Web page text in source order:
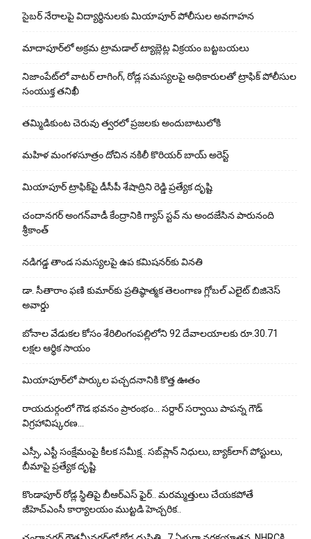
సైబర్ నేరాలపై విద్యార్థినులకు మియాపూర్ పోలీసుల అవగాహన
మాదాపూర్‌లో అక్రమ ట్రామడాల్ ట్యాబ్లెట్ల విక్రయం బట్టబయలు
నిజాంపేట్‌లో వాటర్ లాగింగ్, రోడ్ల సమస్యలపై అధికారులతో ట్రాఫిక్ పోలీసుల
సంయుక్త తనిఖీ
తమ్మిడికుంట చెరువు త్వరలో ప్రజలకు అందుబాటులోకి
మహిళ మంగళసూత్రం దోచిన నకిలీ కొరియర్ బాయ్ అరెస్ట్
మియాపూర్ ట్రాఫిక్‌పై డీసీపీ శేషాద్రిని రెడ్డి ప్రత్యేక దృష్టి
చందానగర్ అంగన్‌వాడీ కేంద్రానికి గ్యాస్ స్టవ్ ను అందజేసిన పారునంది
శ్రీకాంత్
నడిగడ్డ తాండ సమస్యలపై ఉప కమిషనర్‌కు వినతి
డా. సీతారాం ఫణి కుమార్‌కు ప్రతిష్ఠాత్మక తెలంగాణ గ్లోబల్ ఎలైట్ బిజినెస్
అవార్డు
బోనాల వేడుకల కోసం శేరిలింగంపల్లిలోని 92 దేవాలయాలకు రూ.30.71
లక్షల ఆర్థిక సాయం
మియాపూర్‌లో పార్కుల పచ్చదనానికి కొత్త ఊతం
రాయదుర్గంలో గౌడ భవనం ప్రారంభం… సర్దార్ సర్వాయి పాపన్న గౌడ్
విగ్రహావిష్కరణ…
ఎస్సీ, ఎస్టీ సంక్షేమంపై కీలక సమీక్ష.. సబ్‌ప్లాన్ నిధులు, బ్యాక్‌లాగ్ పోస్టులు,
బీమాపై ప్రత్యేక దృష్టి
కొండాపూర్ రోడ్ల స్థితిపై బీఆర్ఎస్ ఫైర్.. మరమ్మత్తులు చేయ‌క‌పోతే
జీహెచ్‌ఎంసీ కార్యాలయం ముట్టడి హెచ్చరిక..